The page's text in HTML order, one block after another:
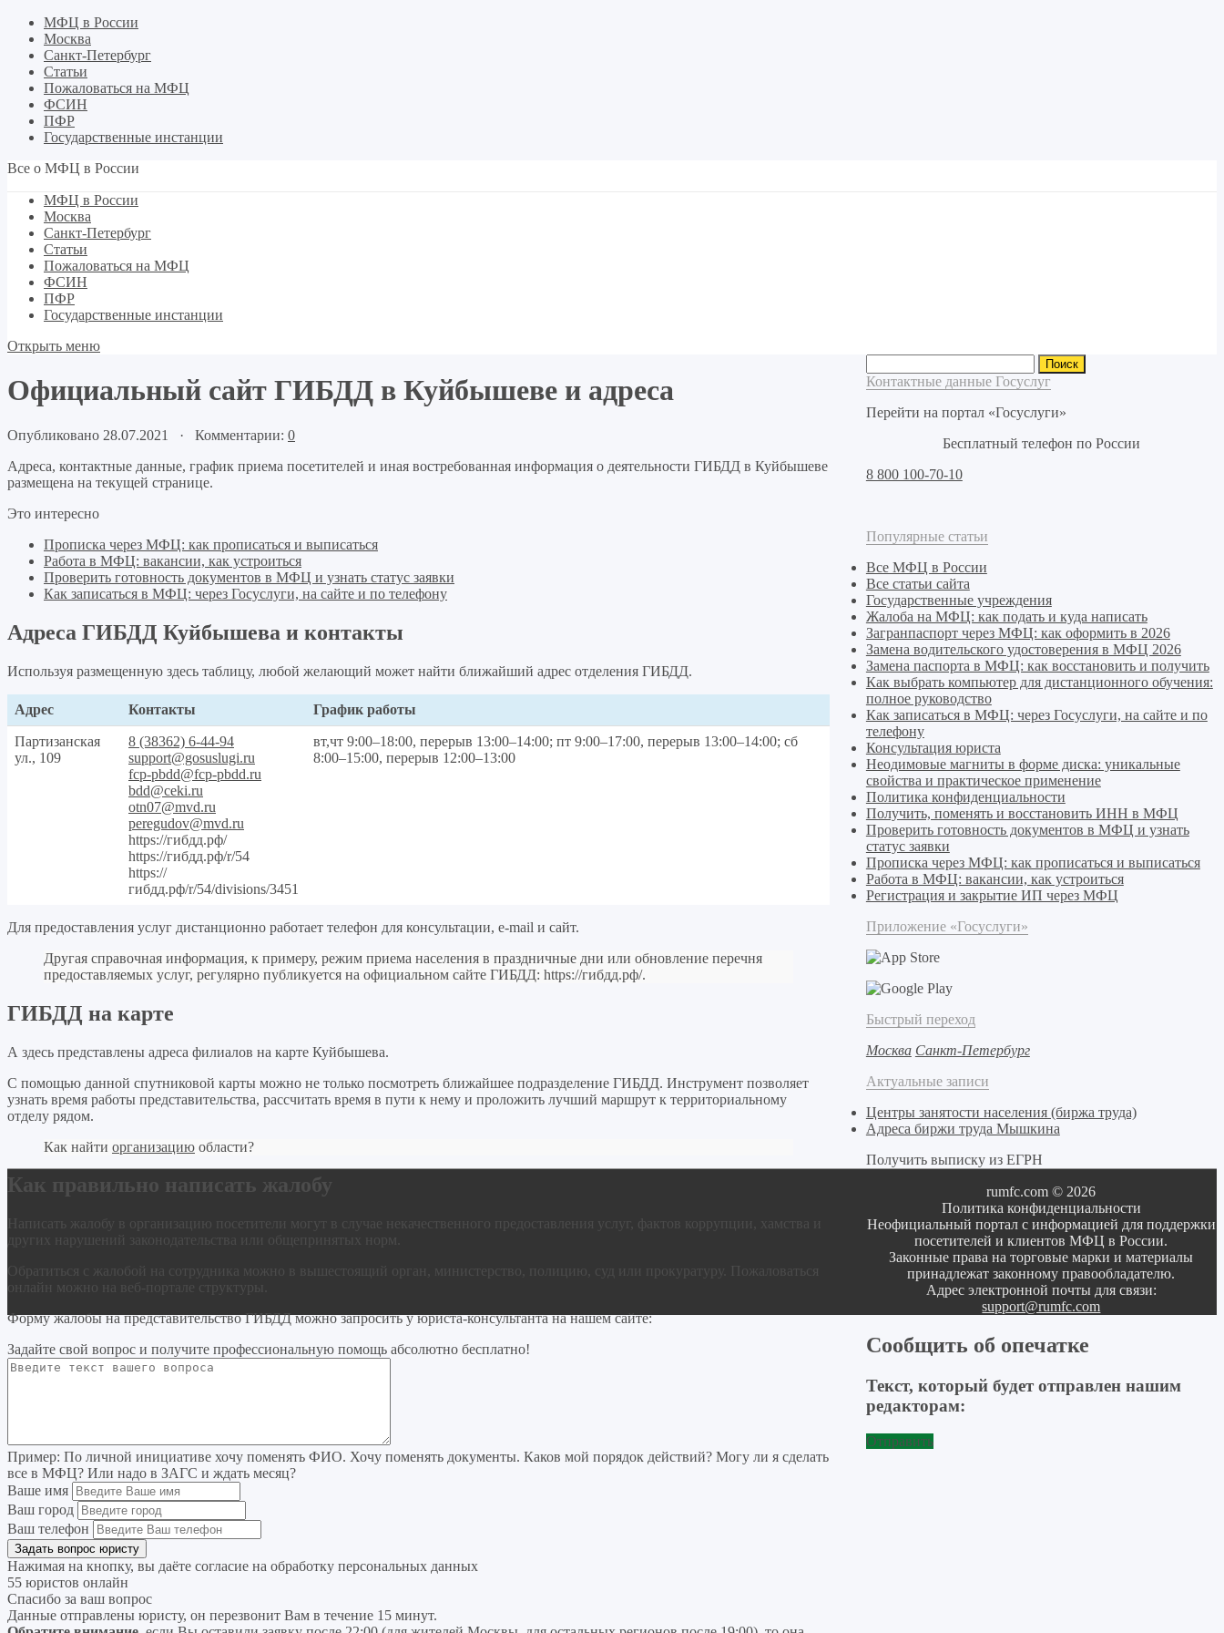
МФЦ в России
Москва
Санкт-Петербург
Статьи
Пожаловаться на МФЦ
ФСИН
ПФР
Государственные инстанции
Все о МФЦ в России
МФЦ в России
Москва
Санкт-Петербург
Статьи
Пожаловаться на МФЦ
ФСИН
ПФР
Государственные инстанции
Открыть меню
Официальный сайт ГИБДД в Куйбышеве и адреса
Опубликовано 28.07.2021 · Комментарии: 0
Адреса, контактные данные, график приема посетителей и иная востребованная информация о деятельности ГИБДД в Куйбышеве
размещена на текущей странице.
Это интересно
Прописка через МФЦ: как прописаться и выписаться
Работа в МФЦ: вакансии, как устроиться
Проверить готовность документов в МФЦ и узнать статус заявки
Как записаться в МФЦ: через Госуслуги, на сайте и по телефону
Адреса ГИБДД Куйбышева и контакты
Используя размещенную здесь таблицу, любой желающий может найти ближайший адрес отделения ГИБДД.
Адрес Контакты График работы
Партизанская
ул., 109
8 (38362) 6-44-94
support@gosuslugi.ru
fcp-pbdd@fcp-pbdd.ru
bdd@ceki.ru
otn07@mvd.ru
peregudov@mvd.ru
https://гибдд.рф/
https://гибдд.рф/r/54
https://
гибдд.рф/r/54/divisions/3451
вт,чт 9:00–18:00, перерыв 13:00–14:00; пт 9:00–17:00, перерыв 13:00–14:00; сб
8:00–15:00, перерыв 12:00–13:00
Для предоставления услуг дистанционно работает телефон для консультации, e-mail и сайт.
Другая справочная информация, к примеру, режим приема населения в праздничные дни или обновление перечня
предоставляемых услуг, регулярно публикуется на официальном сайте ГИБДД: https://гибдд.рф/.
ГИБДД на карте
А здесь представлены адреса филиалов на карте Куйбышева.
С помощью данной спутниковой карты можно не только посмотреть ближайшее подразделение ГИБДД. Инструмент позволяет
узнать время работы представительства, рассчитать время в пути к нему и проложить лучший маршрут к территориальному
отделу рядом.
Как найти организацию области?
Как правильно написать жалобу
Написать жалобу в организацию посетители могут в случае некачественного предоставления услуг, фактов коррупции, хамства и
других нарушений законодательства или общепринятых норм.
Обратиться с жалобой на сотрудника можно в вышестоящий орган, министерство, полицию, суд или прокуратуру. Пожаловаться
онлайн можно на веб-портале структуры.
Форму жалобы на представительство ГИБДД можно запросить у юриста-консультанта на нашем сайте:
Задайте свой вопрос и получите профессиональную помощь абсолютно бесплатно!
Пример: По личной инициативе хочу поменять ФИО. Хочу поменять документы. Каков мой порядок действий? Могу ли я сделать
все в МФЦ? Или надо в ЗАГС и ждать месяц?
Ваше имя
Ваш город
Ваш телефон
Нажимая на кнопку, вы даёте согласие на обработку персональных данных
55 юристов онлайн
Спасибо за ваш вопрос
Данные отправлены юристу, он перезвонит Вам в течение 15 минут.
Контактные данные Госуслуг
Перейти на портал «Госуслуги»
Бесплатный телефон по России
8 800 100-70-10
Популярные статьи
Все МФЦ в России
Все статьи сайта
Государственные учреждения
Жалоба на МФЦ: как подать и куда написать
Загранпаспорт через МФЦ: как оформить в 2026
Замена водительского удостоверения в МФЦ 2026
Замена паспорта в МФЦ: как восстановить и получить
Как выбрать компьютер для дистанционного обучения:
полное руководство
Как записаться в МФЦ: через Госуслуги, на сайте и по
телефону
Консультация юриста
Неодимовые магниты в форме диска: уникальные
свойства и практическое применение
Политика конфиденциальности
Получить, поменять и восстановить ИНН в МФЦ
Проверить готовность документов в МФЦ и узнать
статус заявки
Прописка через МФЦ: как прописаться и выписаться
Работа в МФЦ: вакансии, как устроиться
Регистрация и закрытие ИП через МФЦ
Приложение «Госуслуги»
Быстрый переход
Москва Санкт-Петербург
Актуальные записи
Центры занятости населения (биржа труда)
Адреса биржи труда Мышкина
Получить выписку из ЕГРН
rumfc.com © 2026
Политика конфиденциальности
Неофициальный портал с информацией для поддержки
посетителей и клиентов МФЦ в России.
Законные права на торговые марки и материалы
принадлежат законному правообладателю.
Адрес электронной почты для связи:
support@rumfc.com
Сообщить об опечатке
Текст, который будет отправлен нашим
редакторам:
Отправить